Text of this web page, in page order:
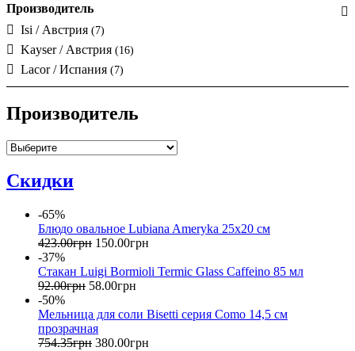
Производитель
Isi / Австрия (7)
Kayser / Австрия (16)
Lacor / Испания (7)
Производитель
Скидки
-65%
Блюдо овальное Lubiana Ameryka 25х20 см
423.00грн 150.00грн
-37%
Стакан Luigi Bormioli Termic Glass Caffeino 85 мл
92.00грн 58.00грн
-50%
Мельница для соли Bisetti серия Como 14,5 см
прозрачная
754.35грн 380.00грн